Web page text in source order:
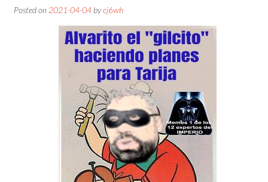
Posted on 2021-04-04bycj6wh